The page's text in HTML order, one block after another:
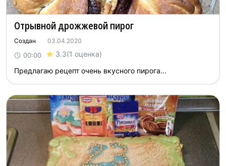
Отрывной дрожжевой пирог
Создан 03.04.2020
00:00 3.3(1 оценка)
Предлагаю рецепт очень вкусного пирога...